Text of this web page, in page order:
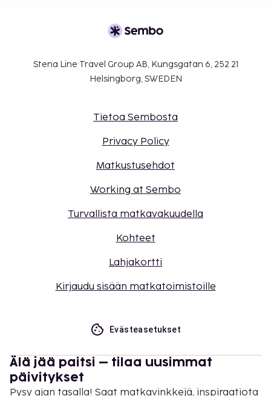
Stena Line Travel Group AB, Kungsgatan 6, 252 21
Helsingborg, SWEDEN
Tietoa Sembosta
Privacy Policy
Matkustusehdot
Working at Sembo
Turvallista matkavakuudella
Kohteet
Lahjakortti
Kirjaudu sisään matkatoimistoille
Evästeasetukset
Älä jää paitsi – tilaa uusimmat
päivitykset
Pysy ajan tasalla! Saat matkavinkkejä, inspiraatiota